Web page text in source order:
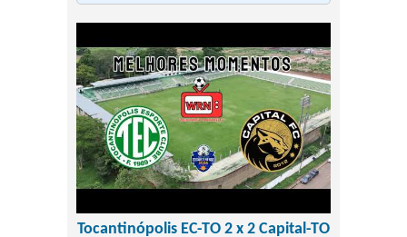
Tocantinópolis EC-TO 2 x 2 Capital-TO